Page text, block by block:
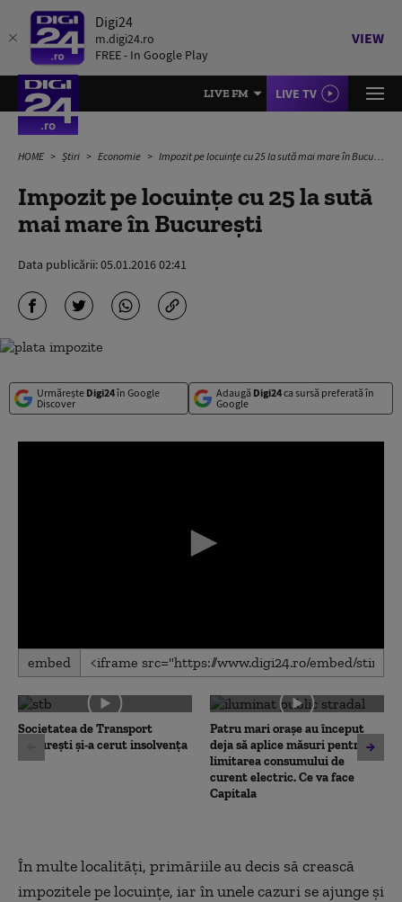
Digi24
m.digi24.ro
FREE - In Google Play
VIEW
LIVE FM LIVE TV
HOME Știri Economie Impozit pe locuințe cu 25 la sută mai mare în București
Impozit pe locuințe cu 25 la sută
mai mare în București
Data publicării:05.01.2016 02:41
Urmărește Digi24în Google
Discover
Adaugă Digi24ca sursă preferată în
Google
0
seconds
0
seconds
embed
Societatea de Transport
București și-a cerut insolvența
Patru mari orașe au început
deja să aplice măsuri pentru
limitarea consumului de
curent electric. Ce va face
Capitala
În multe localităţi, primăriile au decis să crească
impozitele pe locuinţe, iar în unele cazuri se ajunge şi